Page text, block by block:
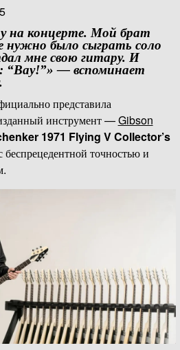
на концерте. Мой брат
нужно было сыграть соло
мне свою гитару. И
“Вау!”» — вспоминает
представила
инструмент —Gibson
1971 Flying V Collector’s
беспрецедентной точностью и